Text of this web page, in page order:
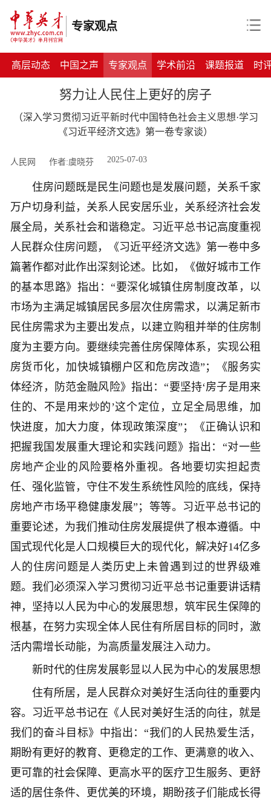
专家观点
高层动态 中国之声 专家观点 学术前沿 课题报道 时
努力让人民住上更好的房子
（深入学习贯彻习近平新时代中国特色社会主义思想·学习
《习近平经济文选》第一卷专家谈）
人民网 作者:虞晓芬 2025-07-03
住房问题既是民生问题也是发展问题，关系千家
万户切身利益，关系人民安居乐业，关系经济社会发
展全局，关系社会和谐稳定。习近平总书记高度重视
人民群众住房问题，《习近平经济文选》第一卷中多
篇著作都对此作出深刻论述。比如，《做好城市工作
的基本思路》指出：“要深化城镇住房制度改革，以
市场为主满足城镇居民多层次住房需求，以满足新市
民住房需求为主要出发点，以建立购租并举的住房制
度为主要方向。要继续完善住房保障体系，实现公租
房货币化，加快城镇棚户区和危房改造”；《服务实
体经济，防范金融风险》指出：“要坚持‘房子是用来
住的、不是用来炒的’这个定位，立足全局思维，加
快进度，加大力度，体现政策深度”；《正确认识和
把握我国发展重大理论和实践问题》指出：“对一些
房地产企业的风险要格外重视。各地要切实担起责
任、强化监管，守住不发生系统性风险的底线，保持
房地产市场平稳健康发展”；等等。习近平总书记的
重要论述，为我们推动住房发展提供了根本遵循。中
国式现代化是人口规模巨大的现代化，解决好14亿多
人的住房问题是人类历史上未曾遇到过的世界级难
题。我们必须深入学习贯彻习近平总书记重要讲话精
神，坚持以人民为中心的发展思想，筑牢民生保障的
根基，在努力实现全体人民住有所居目标的同时，激
活内需增长动能，为高质量发展注入动力。
新时代的住房发展彰显以人民为中心的发展思想
住有所居，是人民群众对美好生活向往的重要内
容。习近平总书记在《人民对美好生活的向往，就是
我们的奋斗目标》中指出：“我们的人民热爱生活，
期盼有更好的教育、更稳定的工作、更满意的收入、
更可靠的社会保障、更高水平的医疗卫生服务、更舒
适的居住条件、更优美的环境，期盼孩子们能成长得